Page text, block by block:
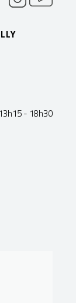
- 18h30